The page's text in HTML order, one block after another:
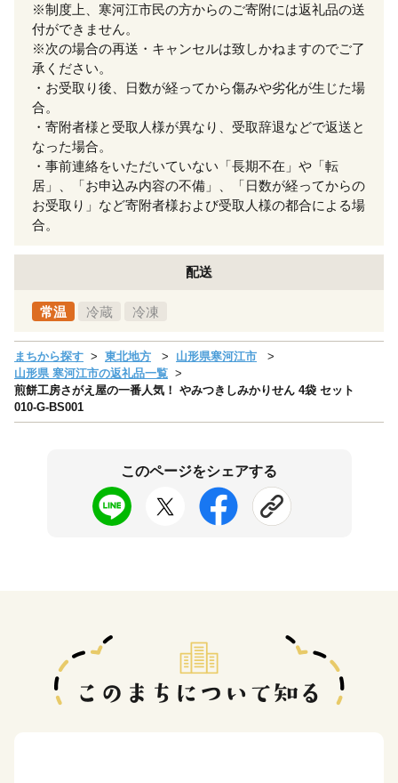
※制度上、寒河江市民の方からのご寄附には返礼品の送
付ができません。
※次の場合の再送・キャンセルは致しかねますのでご了
承ください。
・お受取り後、日数が経ってから傷みや劣化が生じた場
合。
・寄附者様と受取人様が異なり、受取辞退などで返送と
なった場合。
・事前連絡をいただいていない「長期不在」や「転
居」、「お申込み内容の不備」、「日数が経ってからの
お受取り」など寄附者様および受取人様の都合による場
合。
配送
常温 冷蔵 冷凍
まちから探す 東北地方
山形県寒河江市
山形県 寒河江市の返礼品一覧
煎餅工房さがえ屋の一番人気！ やみつきしみかりせん 4袋 セット
010-G-BS001
このページをシェアする